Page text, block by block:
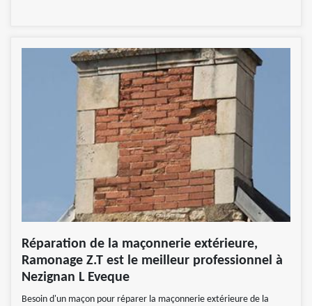
Réparation de la maçonnerie extérieure,
Ramonage Z.T est le meilleur professionnel à
Nezignan L Eveque
Besoin d'un maçon pour réparer la maçonnerie extérieure de la